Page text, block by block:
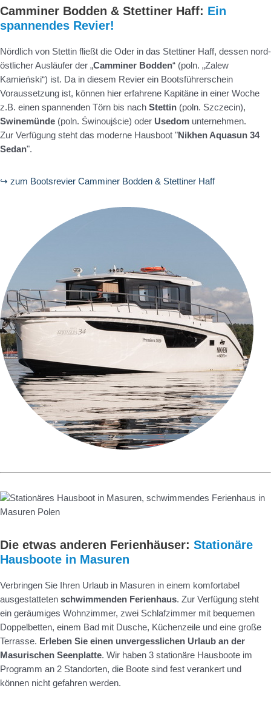
Camminer Bodden & Stettiner Haff: Ein
spannendes Revier!
Nördlich von Stettin fließt die Oder in das Stettiner Haff, dessen nord-
östlicher Ausläufer der „Camminer Bodden“ (poln. „Zalew
Kamieński“) ist. Da in diesem Revier ein Bootsführerschein
Voraussetzung ist, können hier erfahrene Kapitäne in einer Woche
z.B. einen spannenden Törn bis nach Stettin (poln. Szczecin),
Swinemünde (poln. Świnoujście) oder Usedom unternehmen.
Zur Verfügung steht das moderne Hausboot "Nikhen Aquasun 34
Sedan".
↪ zum Bootsrevier Camminer Bodden & Stettiner Haff
Die etwas anderen Ferienhäuser: Stationäre
Hausboote in Masuren
Verbringen Sie Ihren Urlaub in Masuren in einem komfortabel
ausgestatteten schwimmenden Ferienhaus. Zur Verfügung steht
ein geräumiges Wohnzimmer, zwei Schlafzimmer mit bequemen
Doppelbetten, einem Bad mit Dusche, Küchenzeile und eine große
Terrasse. Erleben Sie einen unvergesslichen Urlaub an der
Masurischen Seenplatte. Wir haben 3 stationäre Hausboote im
Programm an 2 Standorten, die Boote sind fest verankert und
können nicht gefahren werden.